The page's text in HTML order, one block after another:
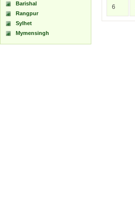
Barishal
Rangpur
Sylhet
Mymensingh
6